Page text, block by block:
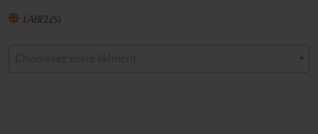
LABEL(S)